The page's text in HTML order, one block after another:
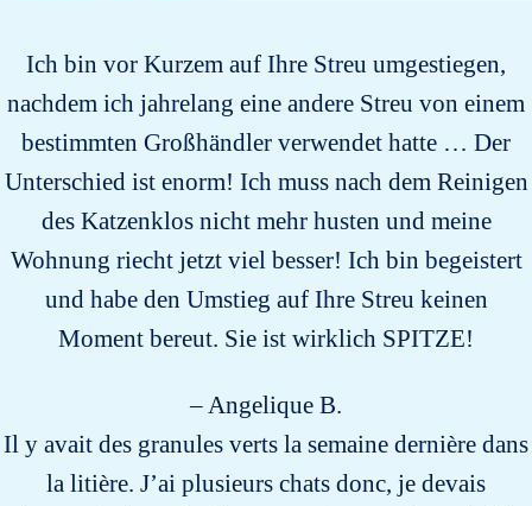
Ich bin vor Kurzem auf Ihre Streu umgestiegen,
nachdem ich jahrelang eine andere Streu von einem
bestimmten Großhändler verwendet hatte … Der
Unterschied ist enorm! Ich muss nach dem Reinigen
des Katzenklos nicht mehr husten und meine
Wohnung riecht jetzt viel besser! Ich bin begeistert
und habe den Umstieg auf Ihre Streu keinen
Moment bereut. Sie ist wirklich SPITZE!
– Angelique B.
Il y avait des granules verts la semaine dernière dans
la litière. J’ai plusieurs chats donc, je devais